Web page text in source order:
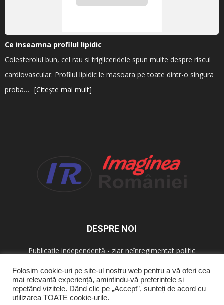
Ce inseamna profilul lipidic
Colesterolul bun, cel rau si trigliceridele spun multe despre riscul
cardiovascular. Profilul lipidic le masoara pe toate dintr-o singura
proba… [Citește mai mult]
DESPRE NOI
Publicație independentă - ziar neînregimentat politic
URMAȚI-NE
Folosim cookie-uri pe site-ul nostru web pentru a vă oferi cea
mai relevantă experiență, amintindu-vă preferințele și
repetând vizitele. Dând clic pe „Accept”, sunteți de acord cu
utilizarea TOATE cookie-urile.